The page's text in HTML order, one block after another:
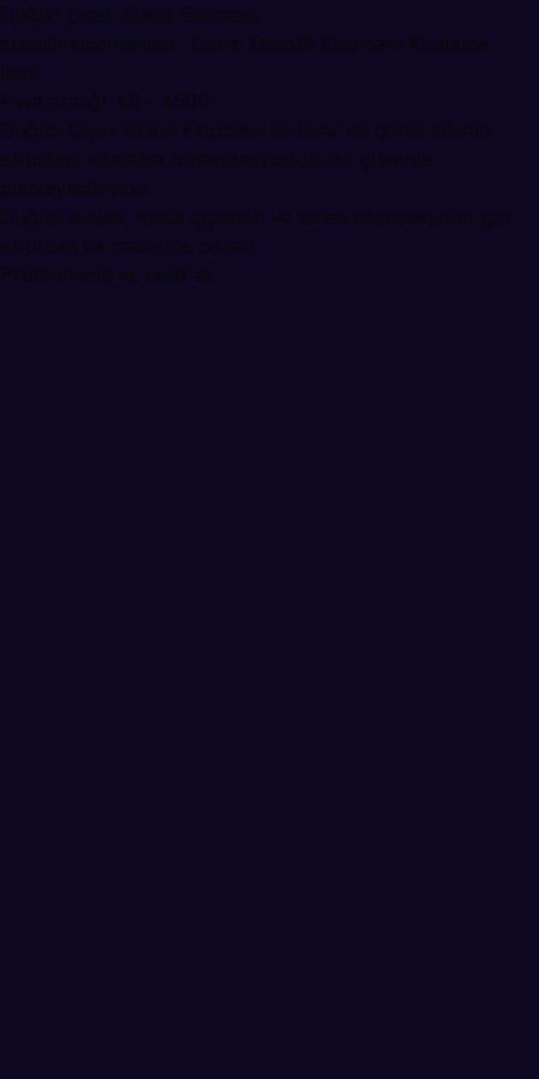
Düğün Çiçek Buket Ekipmanı
etkinlik-ekipmanlari · Genel Etkinlik Ekipmanı Kiralama ·
İzmir
Fiyat aralığı: ₺0 – ₺500
Düğün Çiçek Buket Ekipmanı ile İzmir'de genel etkinlik
ekipmanı kiralama organizasyonunuzu güvenle
planlayabilirsiniz.
Düğün buketi, masa çiçekleri ve tören dekorasyonu için
ekipman ve malzeme paketi.
Profili incele ve teklif al